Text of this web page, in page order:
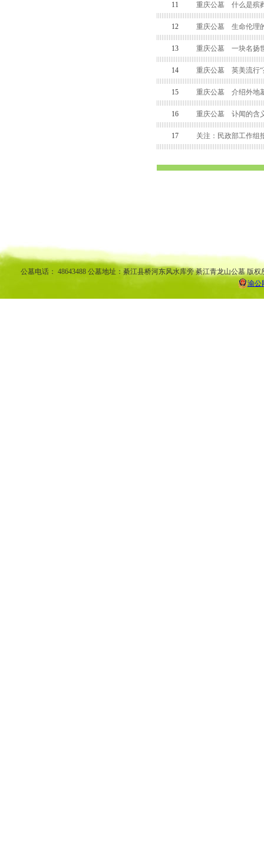
11 重庆公墓 什么是殡
12 重庆公墓 生命伦理
13 重庆公墓 一块名扬
14 重庆公墓 英美流行“
15 重庆公墓 介绍外地
16 重庆公墓 讣闻的含
17 关注：民政部工作组
公墓电话： 48643488 公墓地址：綦江县桥河东风水库旁 綦江青龙山公墓 版
渝公